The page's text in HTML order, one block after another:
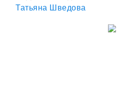
Татьяна Шведова